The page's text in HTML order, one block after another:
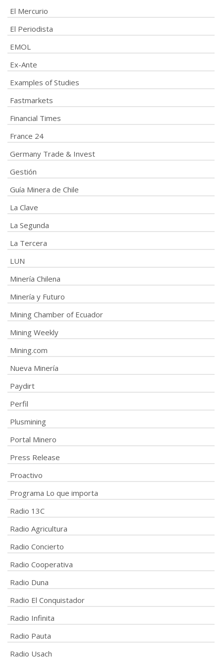
El Mercurio
El Periodista
EMOL
Ex-Ante
Examples of Studies
Fastmarkets
Financial Times
France 24
Germany Trade & Invest
Gestión
Guía Minera de Chile
La Clave
La Segunda
La Tercera
LUN
Minería Chilena
Minería y Futuro
Mining Chamber of Ecuador
Mining Weekly
Mining.com
Nueva Minería
Paydirt
Perfil
Plusmining
Portal Minero
Press Release
Proactivo
Programa Lo que importa
Radio 13C
Radio Agricultura
Radio Concierto
Radio Cooperativa
Radio Duna
Radio El Conquistador
Radio Infinita
Radio Pauta
Radio Usach